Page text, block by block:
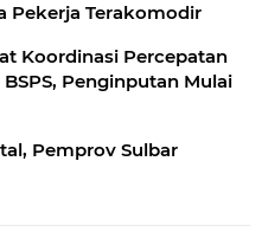
Pekerja Terakomodir
Koordinasi Percepatan
Penginputan Mulai
Pemprov Sulbar